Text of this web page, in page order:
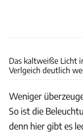
Das kaltweiße Licht
Verlgeich deutlich
Weniger
So ist die
denn hier gibt es